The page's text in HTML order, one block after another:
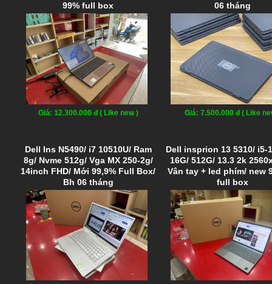
99% full box
Giá: 12.300.000 đ ( Like new )
06 tháng
Giá: 7.500.000 đ ( Like
Dell Ins N5490/ i7 10510U/ Ram
8g/ Nvme 512g/ Vga MX 250-2g/
14inch FHD/ Mới 99,9% Full Box/
Bh 06 tháng
Dell insprion 13 5310/ i5-
16G/ 512G/ 13.3 2k
Vân tay + led phím/ new
full box